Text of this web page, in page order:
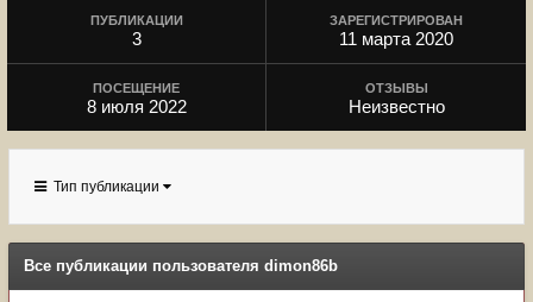
ПУБЛИКАЦИИ
3
ЗАРЕГИСТРИРОВАН
11 марта 2020
ПОСЕЩЕНИЕ
8 июля 2022
ОТЗЫВЫ
Неизвестно
Тип публикации
Все публикации пользователя dimon86b